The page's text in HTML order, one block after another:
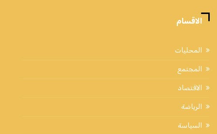
الاقسام
المحليات
المجتمع
الاقتصاد
الرياضة
السياسة